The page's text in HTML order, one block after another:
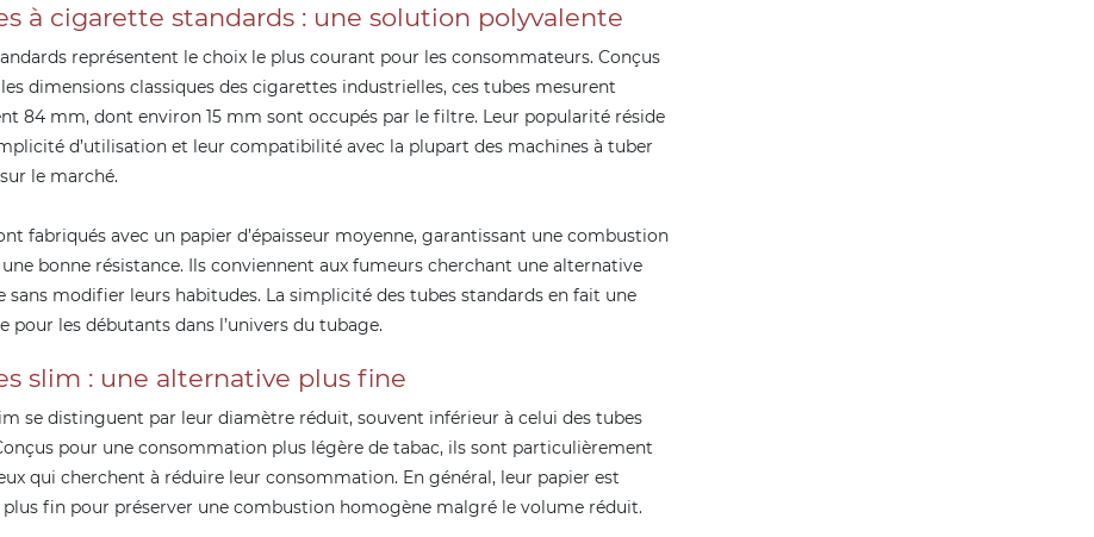
à cigarette standards : une solution polyvalente
représentent le choix le plus courant pour les consommateurs. Conçus
dimensions classiques des cigarettes industrielles, ces tubes mesurent
84 mm, dont environ 15 mm sont occupés par le filtre. Leur popularité réside
d’utilisation et leur compatibilité avec la plupart des machines à tuber
le marché.
fabriqués avec un papier d’épaisseur moyenne, garantissant une combustion
bonne résistance. Ils conviennent aux fumeurs cherchant une alternative
sans modifier leurs habitudes. La simplicité des tubes standards en fait une
pour les débutants dans l’univers du tubage.
slim : une alternative plus fine
se distinguent par leur diamètre réduit, souvent inférieur à celui des tubes
pour une consommation plus légère de tabac, ils sont particulièrement
qui cherchent à réduire leur consommation. En général, leur papier est
fin pour préserver une combustion homogène malgré le volume réduit.